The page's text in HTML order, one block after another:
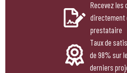
Recevez les
directement
prestataire
Taux de
de 98% sur
derniers